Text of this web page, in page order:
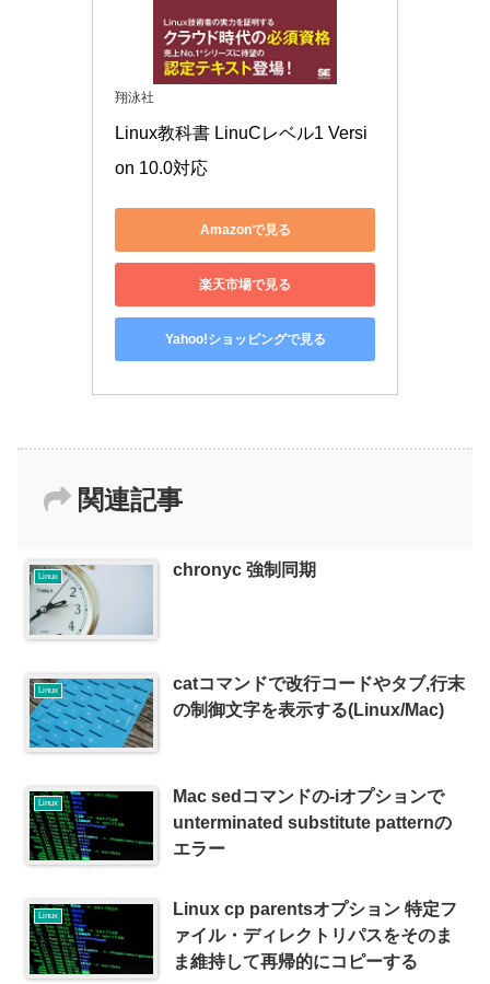
翔泳社
Linux教科書 LinuCレベル1 Versi
on 10.0対応
Amazonで見る
楽天市場で見る
Yahoo!ショッピングで見る
関連記事
Linux chronyc 強制同期
Linux
catコマンドで改行コードやタブ,行末
の制御文字を表示する(Linux/Mac)
Linux
Mac sedコマンドの-iオプションで
unterminated substitute patternの
エラー
Linux
Linux cp parentsオプション 特定フ
ァイル・ディレクトリパスをそのま
ま維持して再帰的にコピーする